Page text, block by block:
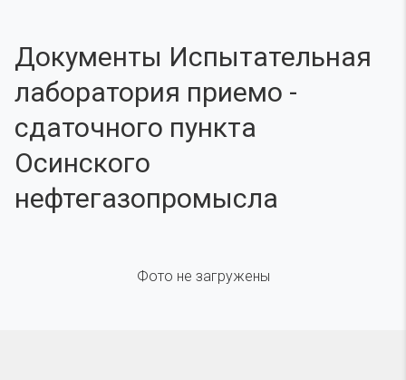
Документы Испытательная
лаборатория приемо -
сдаточного пункта
Осинского
нефтегазопромысла
Фото не загружены